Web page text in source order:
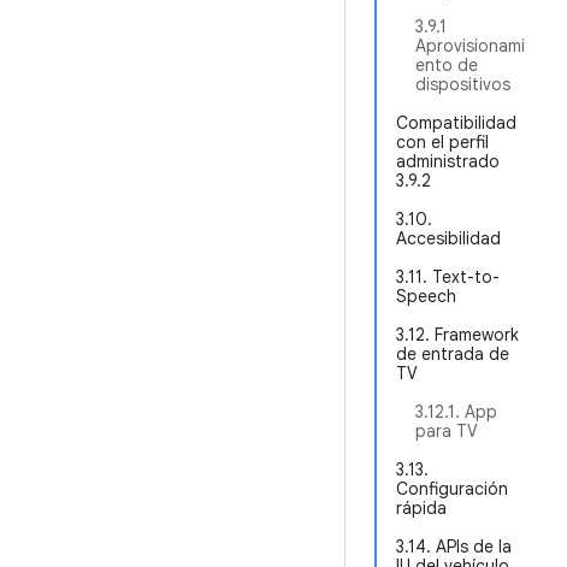
3.9.1
Aprovisionami
ento de
dispositivos
Compatibilidad
con el perfil
administrado
3.9.2
3.10.
Accesibilidad
3.11. Text-to-
Speech
3.12. Framework
de entrada de
TV
3.12.1. App
para TV
3.13.
Configuración
rápida
3.14. APIs de la